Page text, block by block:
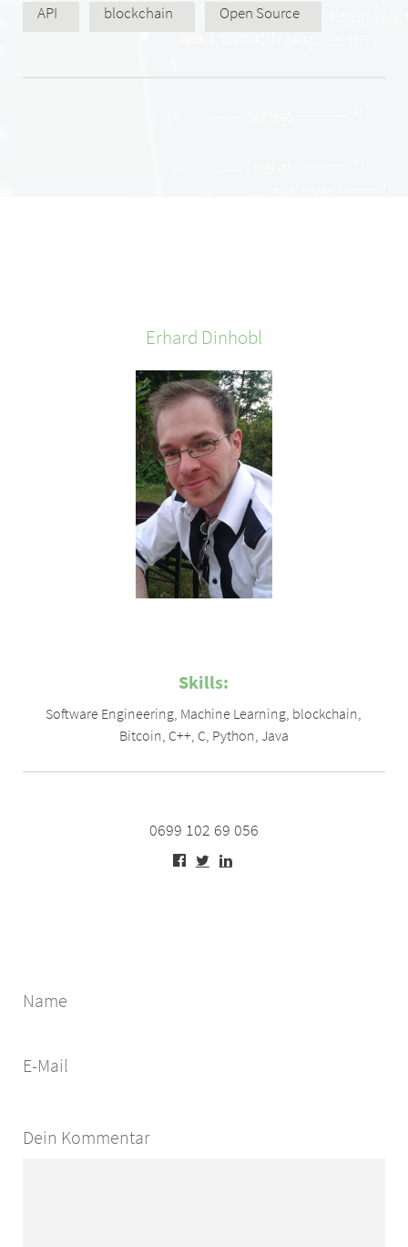
API blockchain Open Source
Erhard Dinhobl
Skills:
Software Engineering Machine Learning blockchain
Bitcoin C++, C, Python Java
0699 102 69 056
Name
E-Mail
Dein Kommentar